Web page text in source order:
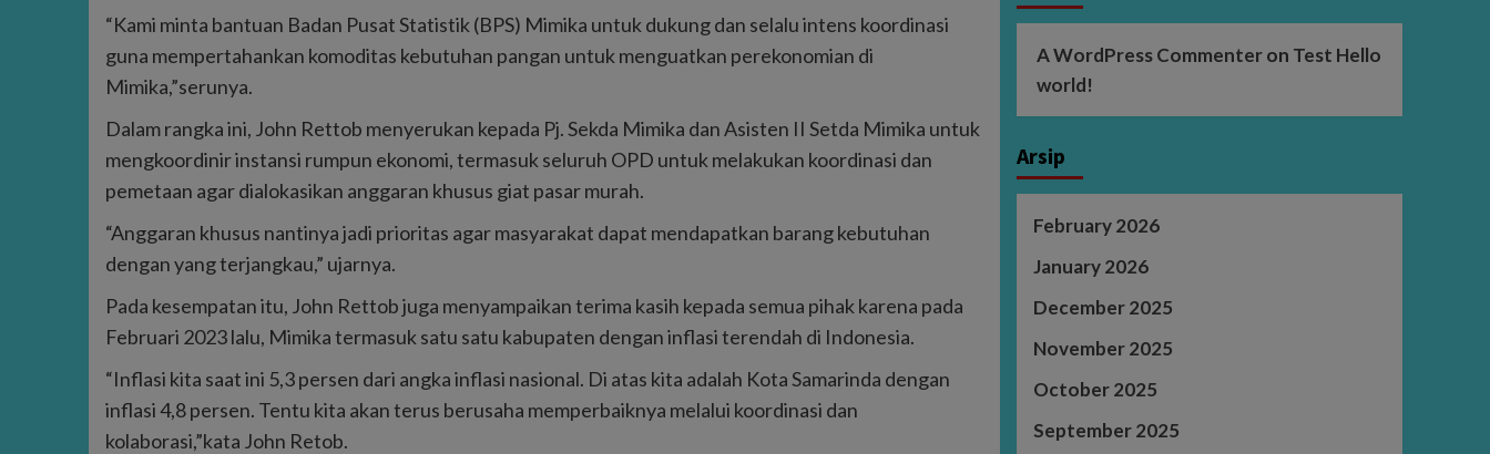
“Kami minta bantuan Badan Pusat Statistik (BPS) Mimika untuk dukung dan selalu intens koordinasi
guna mempertahankan komoditas kebutuhan pangan untuk menguatkan perekonomian di
Mimika,”serunya.
Dalam rangka ini, John Rettob menyerukan kepada Pj. Sekda Mimika dan Asisten II Setda Mimika untuk
mengkoordinir instansi rumpun ekonomi, termasuk seluruh OPD untuk melakukan koordinasi dan
pemetaan agar dialokasikan anggaran khusus giat pasar murah.
“Anggaran khusus nantinya jadi prioritas agar masyarakat dapat mendapatkan barang kebutuhan
dengan yang terjangkau,” ujarnya.
Pada kesempatan itu, John Rettob juga menyampaikan terima kasih kepada semua pihak karena pada
Februari 2023 lalu, Mimika termasuk satu satu kabupaten dengan inflasi terendah di Indonesia.
“Inflasi kita saat ini 5,3 persen dari angka inflasi nasional. Di atas kita adalah Kota Samarinda dengan
inflasi 4,8 persen. Tentu kita akan terus berusaha memperbaiknya melalui koordinasi dan
kolaborasi,”kata John Retob.
A WordPress Commenteron Test Hello
world!
Arsip
February 2026
January 2026
December 2025
November 2025
October 2025
September 2025